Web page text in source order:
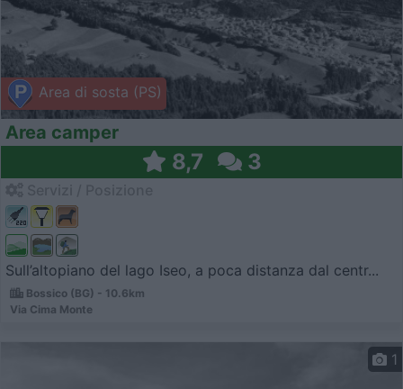
Area di sosta (PS)
Area camper
8,7 3
Sull’altopiano del lago Iseo, a poca distanza dal centr...
Bossico (BG) - 10.6km
Via Cima Monte
1